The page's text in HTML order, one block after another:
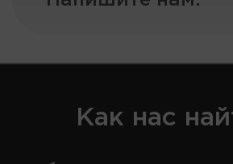
Как нас